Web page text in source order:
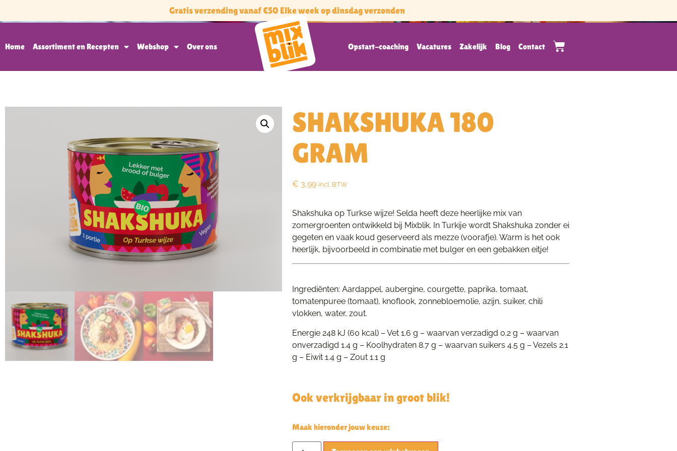
Gratis verzending vanaf €50 Elke week op dinsdag verzonden
Home Assortiment en Recepten Webshop Over ons Opstart-coaching Vacatures Zakelijk Blog Contact
SHAKSHUKA 180
GRAM
€ 3,99 incl. BTW
Shakshuka op Turkse wijze! Selda heeft deze heerlijke mix van
zomergroenten ontwikkeld bij Mixblik. In Turkije wordt Shakshuka zonder ei
gegeten en vaak koud geserveerd als mezze (voorafje). Warm is het ook
heerlijk, bijvoorbeeld in combinatie met bulger en een gebakken eitje!
Ingrediënten: Aardappel, aubergine, courgette, paprika, tomaat,
tomatenpuree (tomaat), knoflook, zonnebloemolie, azijn, suiker, chili
vlokken, water, zout.
Energie 248 kJ (60 kcal) – Vet 1.6 g – waarvan verzadigd 0.2 g – waarvan
onverzadigd 1.4 g – Koolhydraten 8.7 g – waarvan suikers 4.5 g – Vezels 2.1
g – Eiwit 1.4 g – Zout 1.1 g
Ook verkrijgbaar in groot blik!
Maak hieronder jouw keuze: